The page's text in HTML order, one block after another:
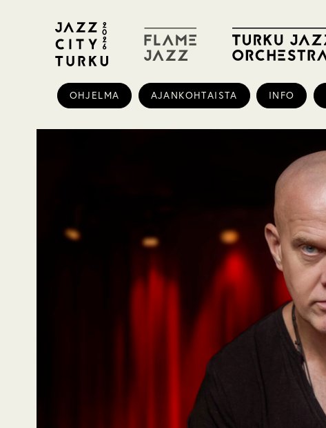
OHJELMA AJANKOHTAISTA INFO